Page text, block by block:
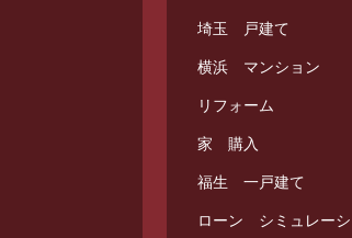
埼玉 戸建て
横浜 マンション
リフォーム
家 購入
福生 一戸建て
ローン シミュレーシ